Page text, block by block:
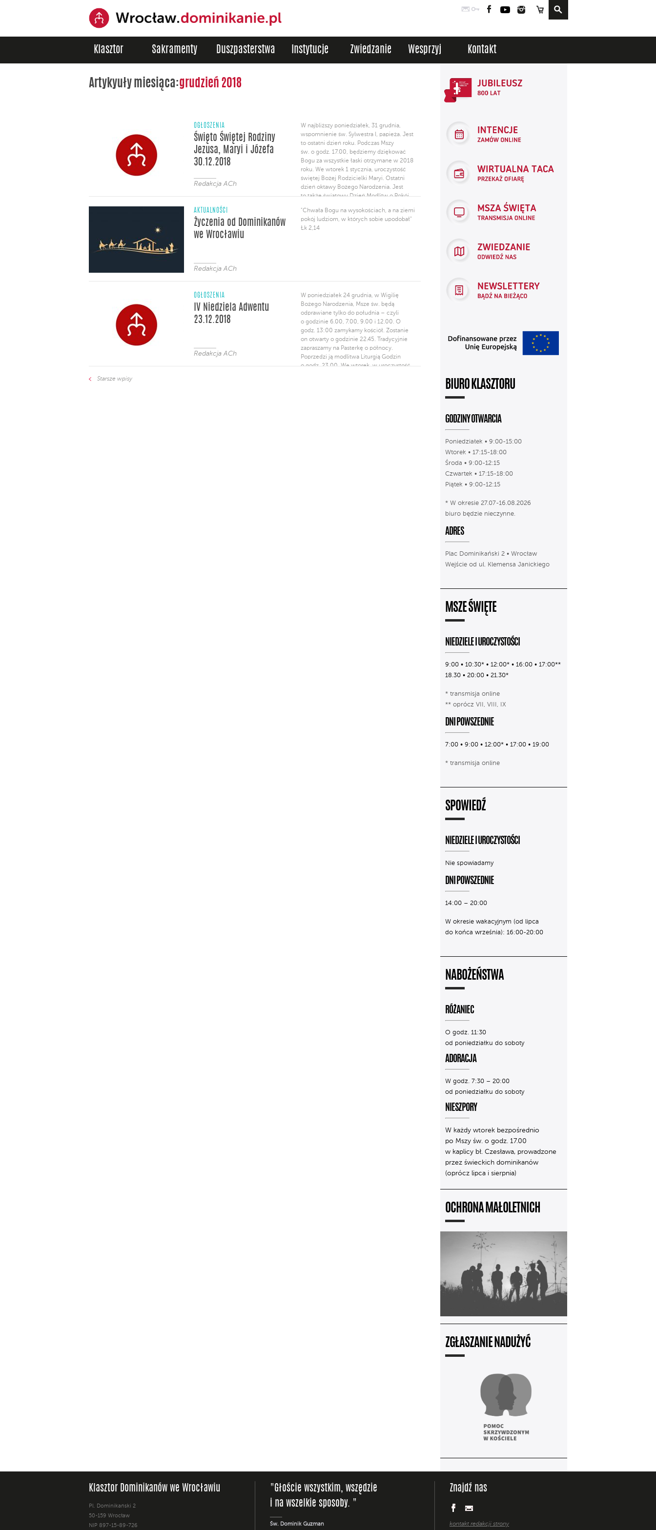
PocztaLogowanie
FacebookYouTubeInstagram
Sklep
Klasztor Sakramenty Duszpasterstwa Instytucje Zwiedzanie Wesprzyj Kontakt
Artykyuły miesiąca:grudzień 2018
OGŁOSZENIA
Święto Świętej Rodziny
Jezusa, Maryi i Józefa
30.12.2018
Redakcja ACh
W najbliższy poniedziałek, 31 grudnia,
wspomnienie św. Sylwestra I, papieża. Jest
to ostatni dzień roku. Podczas Mszy
św. o godz. 17.00, będziemy dziękować
Bogu za wszystkie łaski otrzymane w 2018
roku. We wtorek 1 stycznia, uroczystość
świętej Bożej Rodzicielki Maryi. Ostatni
dzień oktawy Bożego Narodzenia. Jest
to także światowy Dzień Modlitw o Pokój.
Wspólnota Galilea zaprasza na Mszę Św.
z modlitwą o uzdrowienie, która odbędzie
się […]
AKTUALNOŚCI
Życzenia od Dominikanów
we Wrocławiu
Redakcja ACh
"Chwała Bogu na wysokościach, a na ziemi
pokój ludziom, w których sobie upodobał"
Łk 2,14
OGŁOSZENIA
IV Niedziela Adwentu
23.12.2018
Redakcja ACh
W poniedziałek 24 grudnia, w Wigilię
Bożego Narodzenia, Msze św. będą
odprawiane tylko do południa – czyli
o godzinie 6.00, 7.00, 9.00 i 12.00. O
godz. 13:00 zamykamy kościół. Zostanie
on otwarty o godzinie 22.45. Tradycyjnie
zapraszamy na Pasterkę o północy.
Poprzedzi ją modlitwa Liturgią Godzin
o godz. 23.00. We wtorek, w uroczystość
Starsze wpisy
BIURO KLASZTORU
GODZINY OTWARCIA
Poniedziałek • 9:00-15:00
Wtorek • 17:15-18:00
Środa • 9:00-12:15
Czwartek • 17:15-18:00
Piątek • 9:00-12:15
* W okresie 27.07-16.08.2026
biuro będzie nieczynne.
ADRES
Plac Dominikański 2 • Wrocław
Wejście od ul. Klemensa Janickiego
MSZE ŚWIĘTE
NIEDZIELE I UROCZYSTOŚCI
9:00 • 10:30* • 12:00* • 16:00 • 17:00**
18.30 • 20:00 • 21.30*
* transmisja online
** oprócz VII, VIII, IX
DNI POWSZEDNIE
7:00 • 9:00 • 12:00* • 17:00 • 19:00
* transmisja online
SPOWIEDŹ
NIEDZIELE I UROCZYSTOŚCI
Nie spowiadamy
DNI POWSZEDNIE
14:00 – 20:00
W okresie wakacyjnym (od lipca
do końca września): 16:00-20:00
NABOŻEŃSTWA
RÓŻANIEC
O godz. 11:30
od poniedziałku do soboty
ADORACJA
W godz. 7:30 – 20:00
od poniedziałku do soboty
NIESZPORY
W każdy wtorek bezpośrednio
po Mszy św. o godz. 17.00
w kaplicy bł. Czesława, prowadzone
przez świeckich dominikanów
(oprócz lipca i sierpnia)
OCHRONA MAŁOLETNICH
ZGŁASZANIE NADUŻYĆ
Klasztor Dominikanów we Wrocławiu
Pl. Dominikański 2
50-159 Wrocław
NIP 897-15-89-726
"Głoście wszystkim, wszędzie
i na wszelkie sposoby. "
Św. Dominik Guzman
Znajdź nas
kontakt redakcji strony